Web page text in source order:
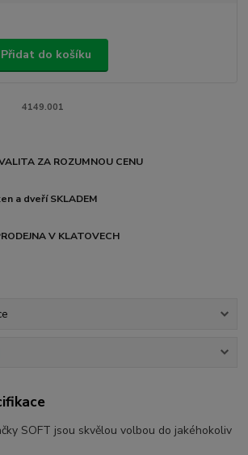
Přidat do košíku
4149.001
ZA ROZUMNOU CENU
a dveří SKLADEM
V KLATOVECH
SOFT jsou skvělou volbou do jakéhokoliv